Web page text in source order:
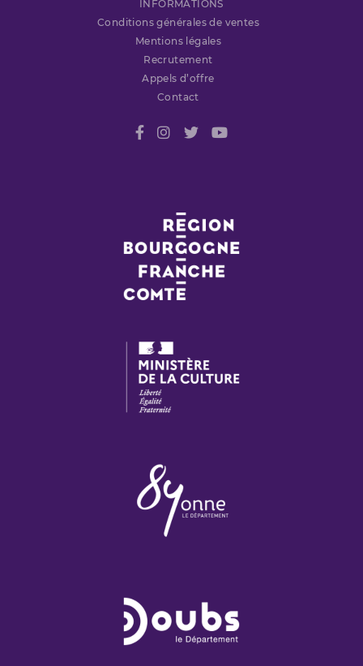
INFORMATIONS
Conditions générales de ventes
Mentions légales
Recrutement
Appels d’offre
Contact